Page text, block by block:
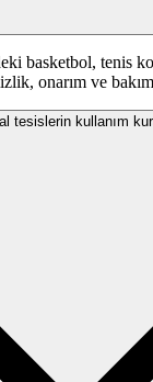
basketbol, tenis
onarım ve
tesislerin kullanım